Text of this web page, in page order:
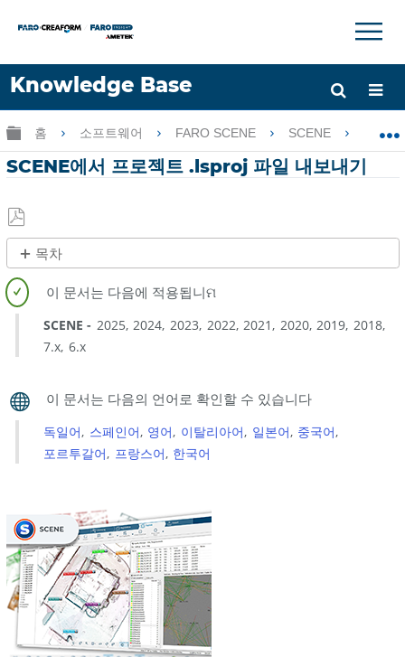
Knowledge Base
언어
도움 받기 로그인
×
글로벌 계층 확장/축소
홈 소프트웨어 FARO SCENE SCENE
SCENE에서 프로젝트 .lsproj 파일 내보내기
PDF
로
저
장
목차
로
인
터
페
이
SCENE 2025 2024 2023 2022 2021 2020 2019 2018
7.x 6.x
독일어 스페인어 영어 이탈리아어 일본어 중국어
포르투갈어 프랑스어 한국어